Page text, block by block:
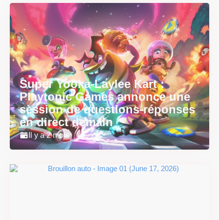
Super Yooka-Laylee Kart :
Playtonic Games annonce une
session de questions-réponses
en direct demain
Il y a 2 mois